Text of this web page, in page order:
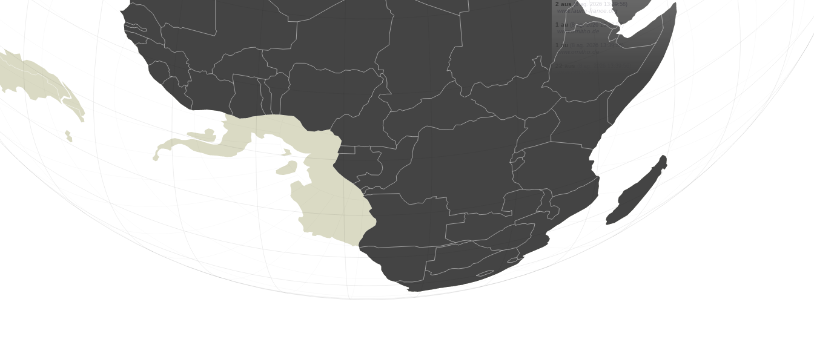
1 papallona diürna (8 ag. 2026 13:40:02)
www.faune-france.org
4 aus (8 ag. 2026 13:40:00)
www.faune-france.org
1 au (8 ag. 2026 13:39:59)
www.ornitho.de
(8 ag. 2026 13:39:59)
www.faune-france.org
1 mamífer (8 ag. 2026 13:39:58)
2 aus (8 ag. 2026 13:39:58)
www.faune-france.org
(8 ag. 2026 13:39:57)
www.ornitho.de
(8 ag. 2026 13:39:56)
www.ornitho.de
22 aus (8 ag. 2026 13:39:56)
www.ornitho.de
1 au (8 ag. 2026 13:39:56)
www.ornitho.de
(8 ag. 2026 13:39:55)
(8 ag. 2026 13:39:54)
www.ornitho.de